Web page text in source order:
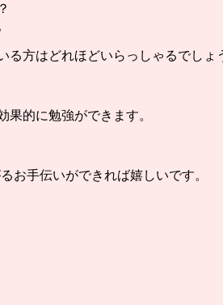
る方はどれほどいらっしゃるでしょ
的に勉強ができます。
お手伝いができれば嬉しいです。